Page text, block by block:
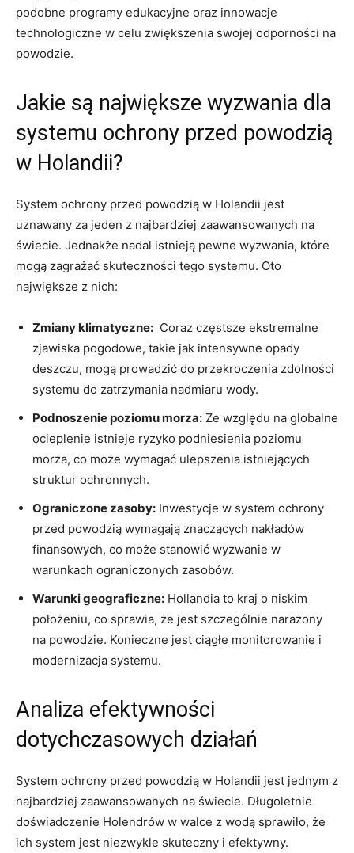
podobne programy ⁢edukacyjne oraz innowacje
technologiczne w celu zwiększenia swojej ⁢odporności na⁤
powodzie.
Jakie są największe wyzwania⁤ dla
systemu ochrony przed powodzią
w Holandii?
⁤System ochrony przed‌ powodzią ⁤w Holandii ​jest
uznawany ‍za jeden⁢ z najbardziej zaawansowanych‌ na⁣
świecie. Jednakże nadal istnieją pewne wyzwania, które
mogą zagrażać⁣ skuteczności tego‍ systemu.‍ Oto
największe z nich:
Zmiany ‍klimatyczne: ​ Coraz ‌częstsze ekstremalne ​
zjawiska pogodowe, takie jak intensywne⁣ opady
deszczu, ‍mogą ‌prowadzić‍ do przekroczenia zdolności
systemu do zatrzymania nadmiaru wody.
Podnoszenie poziomu morza: Ze⁣ względu na globalne
ocieplenie istnieje ryzyko podniesienia poziomu
⁤morza, co może wymagać ulepszenia istniejących
struktur ‍ochronnych.
Ograniczone zasoby: Inwestycje w system ⁣ochrony⁣
przed⁣ powodzią ⁤wymagają​ znaczących nakładów
‌finansowych, co może stanowić wyzwanie w
warunkach ograniczonych ‌zasobów.
Warunki ⁢geograficzne: Hollandia to kraj ⁢o niskim
położeniu, co sprawia, że jest szczególnie narażony
na powodzie. ‍Konieczne jest ⁢ciągłe monitorowanie​ i​
modernizacja systemu.
Analiza efektywności
‌dotychczasowych działań
System ochrony przed​ powodzią w Holandii jest jednym ⁣z
najbardziej zaawansowanych ⁤na świecie. Długoletnie
doświadczenie Holendrów w​ walce​ z wodą sprawiło, że
ich system jest niezwykle ⁤skuteczny i efektywny.